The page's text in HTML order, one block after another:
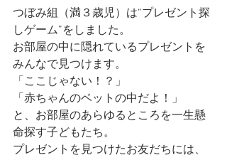
つぼみ組（満３歳児）は“プレゼント探
しゲーム”をしました。
お部屋の中に隠れているプレゼントを
みんなで見つけます。
「ここじゃない！？」
「赤ちゃんのベットの中だよ！」
と、お部屋のあらゆるところを一生懸
命探す子どもたち。
プレゼントを見つけたお友だちには、